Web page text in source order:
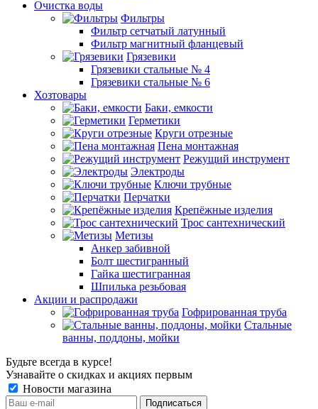
Очистка воды
Фильтры
Фильтр сетчатый латунный
Фильтр магнитный фланцевый
Грязевики
Грязевики стальные № 4
Грязевики стальные № 6
Хозтовары
Баки, емкости
Герметики
Круги отрезные
Пена монтажная
Режущий инструмент
Электроды
Ключи трубные
Перчатки
Крепёжные изделия
Трос сантехнический
Метизы
Анкер забивной
Болт шестигранный
Гайка шестигранная
Шпилька резьбовая
Акции и распродажи
Гофрированная труба
Стальные
ванны, поддоны, мойки
Будьте всегда в курсе!
Узнавайте о скидках и акциях первым
Новости магазина